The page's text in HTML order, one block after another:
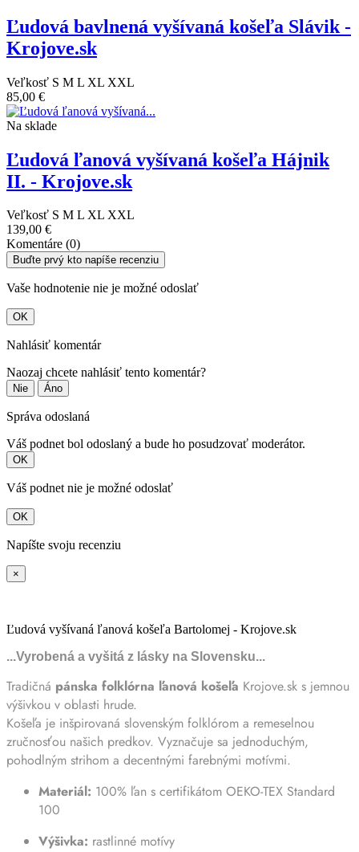
Ľudová bavlnená vyšívaná košeľa Slávik -
Krojove.sk
Veľkosť S M L XL XXL
85,00 €
Na sklade
Ľudová ľanová vyšívaná košeľa Hájnik
II. - Krojove.sk
Veľkosť S M L XL XXL
139,00 €
Komentáre (0)
Buďte prvý kto napíše recenziu
Vaše hodnotenie nie je možné odoslať
OK
Nahlásiť komentár
Naozaj chcete nahlásiť tento komentár?
Nie Áno
Správa odoslaná
Váš podnet bol odoslaný a bude ho posudzovať moderátor.
OK
Váš podnet nie je možné odoslať
OK
Napíšte svoju recenziu
×
Ľudová vyšívaná ľanová košeľa Bartolomej - Krojove.sk
...Vyrobená a vyšitá z lásky na Slovensku...
Tradičná pánska folklórna ľanová košeľa Krojove.sk s jemnou
výšivkou v oblasti hrude.
Košeľa je inšpirovaná slovenským folklórom a remeselnou
zručnosťou našich predkov. Vyznačuje sa jednoduchým,
pohodlným strihom a decentnými farebnými motívmi.
Materiál: 100% ľan s certifikátom OEKO-TEX Standard
100
Výšivka: rastlinné motívy